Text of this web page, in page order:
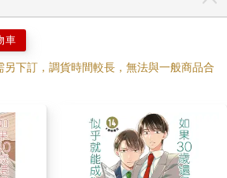
車
下訂，調貨時間較長，無法與一般商品合